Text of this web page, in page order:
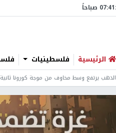
الرئيسية فلسطينيات
الذهب يرتفع وسط مخاوف من موجة كورونا ثانية